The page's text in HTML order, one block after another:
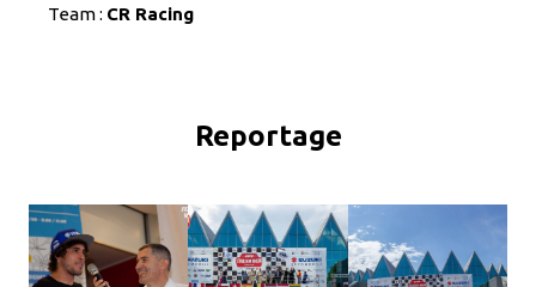
Team : CR Racing
Reportage